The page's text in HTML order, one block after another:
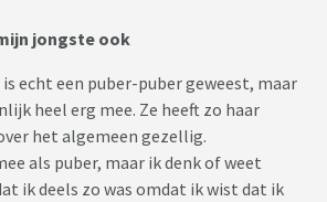
jongste ook
echt een puber-puber geweest, maar
heel erg mee. Ze heeft zo haar
het algemeen gezellig.
als puber, maar ik denk of weet
ik deels zo was omdat ik wist dat ik